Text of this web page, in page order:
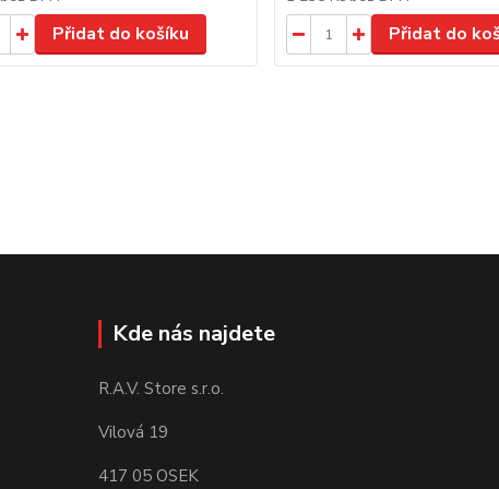
Přidat do košíku Přidat do
Kde nás najdete
R.A.V. Store s.r.o.
Vilová 19
417 05 OSEK